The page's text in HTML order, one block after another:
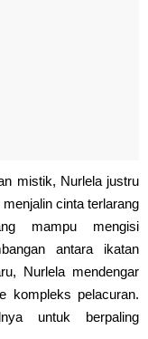
mistik, Nurlela justru
cinta terlarang
mampu mengisi
antara ikatan
Nurlela mendengar
kompleks pelacuran.
untuk berpaling